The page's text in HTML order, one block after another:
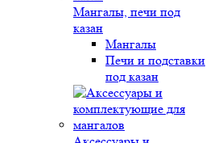
Мангалы, печи под
казан
Мангалы
Печи и подставки
под казан